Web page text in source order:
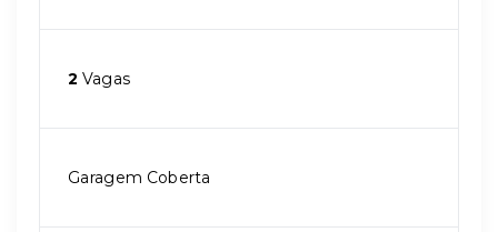
2 Vagas
Garagem Coberta